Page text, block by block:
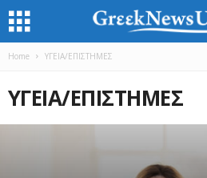
Home ΥΓΕΙΑ/ΕΠΙΣΤΗΜΕΣ
ΥΓΕΙΑ/ΕΠΙΣΤΗΜΕΣ